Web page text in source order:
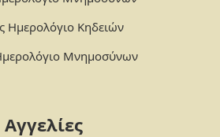
Ημερολόγιο Κηδειών
Μνημοσύνων
Αγγελίες